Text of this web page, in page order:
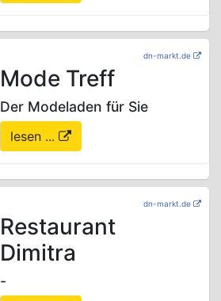
dn-markt.de
Mode Treff
Der Modeladen für Sie
lesen ...
dn-markt.de
Restaurant
Dimitra
-